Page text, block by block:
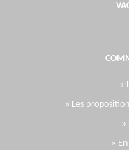
»
» Les
»
»